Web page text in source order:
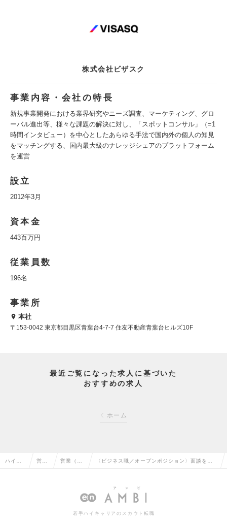
株式会社ビザスク
事業内容・会社の特長
新規事業開発における業界研究やニーズ調査、マーケティング、グロ
ーバル進出等、様々な課題の解決に対し、「スポットコンサル」（=1
時間インタビュー）を中心としたあらゆる手法で国内外の個人の知見
をマッチングする、国内最大級のナレッジシェアのプラットフォーム
を運営
設立
2012年3月
資本金
443百万円
従業員数
196名
事業所
本社
〒153-0042 東京都目黒区青葉台4-7-7 住友不動産青葉台ヒルズ10F
最近ご覧になった求人に基づいた
おすすめの求人
ホーム
ハイク 営業 営業（法 〈ビジネス職／オープンポジション〉面談をし
ていただきますの求人情報
若手ハイキャリアのスカウト転職